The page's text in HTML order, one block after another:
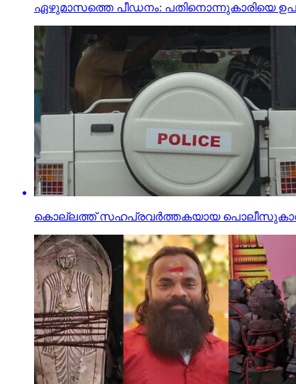
ഏഴുമാസത്തെ പീഡനം: പതിനൊന്നുകാരിയെ
കൊല്ലത്ത് സഹപ്രവര്‍ത്തകയായ